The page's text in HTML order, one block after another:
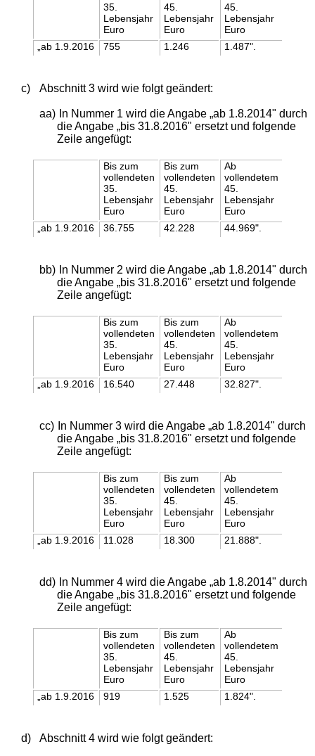
35.
Lebensjahr
Euro
45.
Lebensjahr
Euro
45.
Lebensjahr
Euro
„ab 1.9.2016
755 1.246 1.487".
c) Abschnitt 3 wird wie folgt geändert:
aa)
In Nummer 1 wird die Angabe „ab 1.8.2014" durch
die Angabe „bis 31.8.2016" ersetzt und folgende
Zeile angefügt:
Bis zum
vollendeten
35.
Lebensjahr
Euro
Bis zum
vollendeten
45.
Lebensjahr
Euro
Ab
vollendetem
45.
Lebensjahr
Euro
„ab 1.9.2016
36.755 42.228 44.969".
bb)
In Nummer 2 wird die Angabe „ab 1.8.2014" durch
die Angabe „bis 31.8.2016" ersetzt und folgende
Zeile angefügt:
Bis zum
vollendeten
35.
Lebensjahr
Euro
Bis zum
vollendeten
45.
Lebensjahr
Euro
Ab
vollendetem
45.
Lebensjahr
Euro
„ab 1.9.2016
16.540 27.448 32.827".
cc)
In Nummer 3 wird die Angabe „ab 1.8.2014" durch
die Angabe „bis 31.8.2016" ersetzt und folgende
Zeile angefügt:
Bis zum
vollendeten
35.
Lebensjahr
Euro
Bis zum
vollendeten
45.
Lebensjahr
Euro
Ab
vollendetem
45.
Lebensjahr
Euro
„ab 1.9.2016
11.028 18.300 21.888".
dd)
In Nummer 4 wird die Angabe „ab 1.8.2014" durch
die Angabe „bis 31.8.2016" ersetzt und folgende
Zeile angefügt:
Bis zum
vollendeten
35.
Lebensjahr
Euro
Bis zum
vollendeten
45.
Lebensjahr
Euro
Ab
vollendetem
45.
Lebensjahr
Euro
„ab 1.9.2016
919 1.525 1.824".
d) Abschnitt 4 wird wie folgt geändert: